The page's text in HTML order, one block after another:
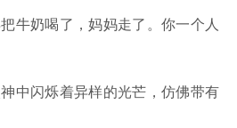
奶喝了，妈妈走了。你一个人
闪烁着异样的光芒，仿佛带有